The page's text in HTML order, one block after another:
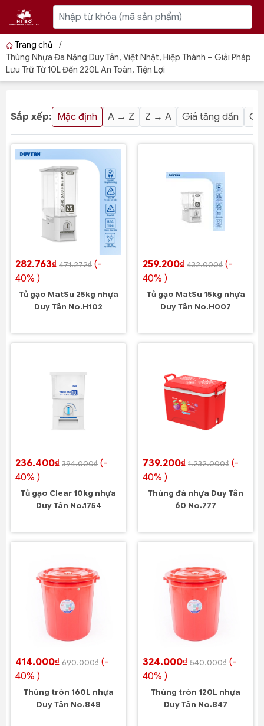
Trang chủ
/
Thùng Nhựa Đa Năng Duy Tân, Việt Nhật, Hiệp Thành – Giải Pháp
Lưu Trữ Từ 10L Đến 220L An Toàn, Tiện Lợi
Sắp xếp: Mặc định A → Z Z → A Giá tăng dần
282.763₫ 471.272₫ (-
40% )
Tủ gạo MatSu 25kg nhựa
Duy Tân No.H102
259.200₫ 432.000₫ (-
40% )
Tủ gạo MatSu 15kg nhựa
Duy Tân No.H007
236.400₫ 394.000₫ (-
40% )
Tủ gạo Clear 10kg nhựa
Duy Tân No.1754
739.200₫ 1.232.000₫ (-
40% )
Thùng đá nhựa Duy Tân
60 No.777
414.000₫ 690.000₫ (-
40% )
Thùng tròn 160L nhựa
Duy Tân No.848
324.000₫ 540.000₫ (-
40% )
Thùng tròn 120L nhựa
Duy Tân No.847